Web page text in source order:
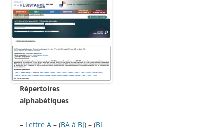
Répertoires
alphabétiques
– Lettre A – (BA à BJ) – (BL